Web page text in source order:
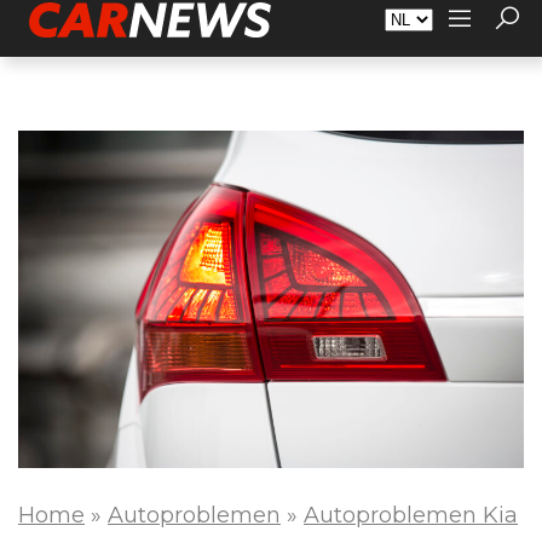
Adverteren Over Carnews.nl Contact
Home » Autoproblemen » Autoproblemen Kia